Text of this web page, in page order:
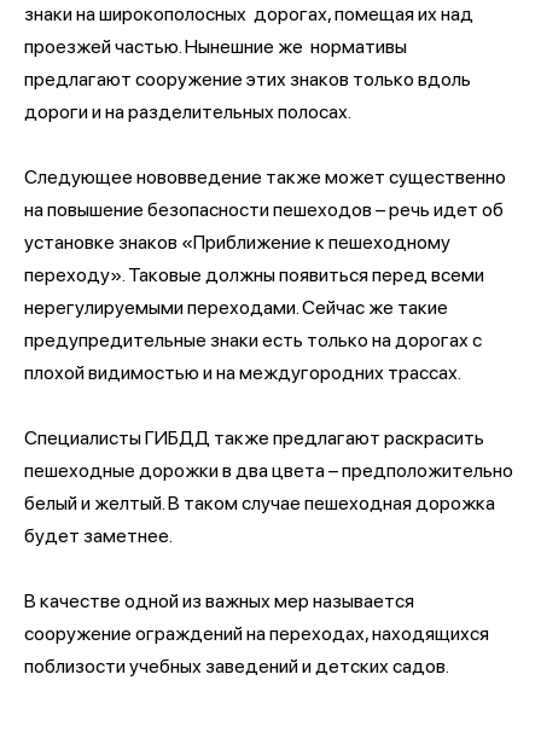
знаки на широкополосных дорогах, помещая их над
проезжей частью. Нынешние же нормативы
предлагают сооружение этих знаков только вдоль
дороги и на разделительных полосах.
Следующее нововведение также может существенно
на повышение безопасности пешеходов – речь идет об
установке знаков «Приближение к пешеходному
переходу». Таковые должны появиться перед всеми
нерегулируемыми переходами. Сейчас же такие
предупредительные знаки есть только на дорогах с
плохой видимостью и на междугородних трассах.
Специалисты ГИБДД также предлагают раскрасить
пешеходные дорожки в два цвета – предположительно
белый и желтый. В таком случае пешеходная дорожка
будет заметнее.
В качестве одной из важных мер называется
сооружение ограждений на переходах, находящихся
поблизости учебных заведений и детских садов.